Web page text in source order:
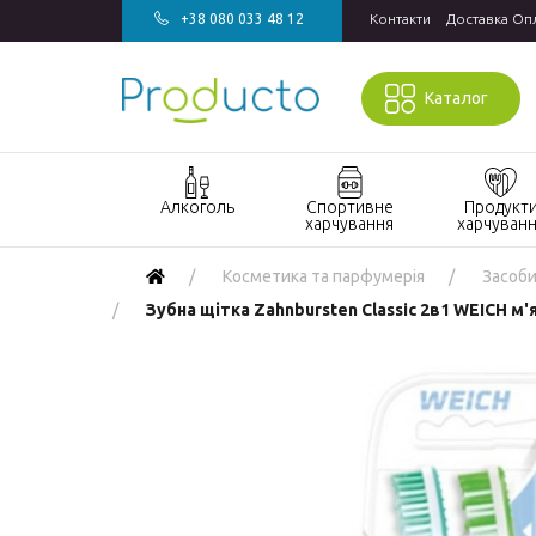
+38 080 033 48 12 Контакти Доставка
Каталог
Алкоголь
Акції алкоголь
Виски
Спортивне
харчування
Акції спортивне
харчування
Продукти
Акції продукти
харчування
Напої
приготування
Макаронні
Косметика та парфумерія Засоби
Зубна щітка Zahnbursten Classic 2в1 WEICH